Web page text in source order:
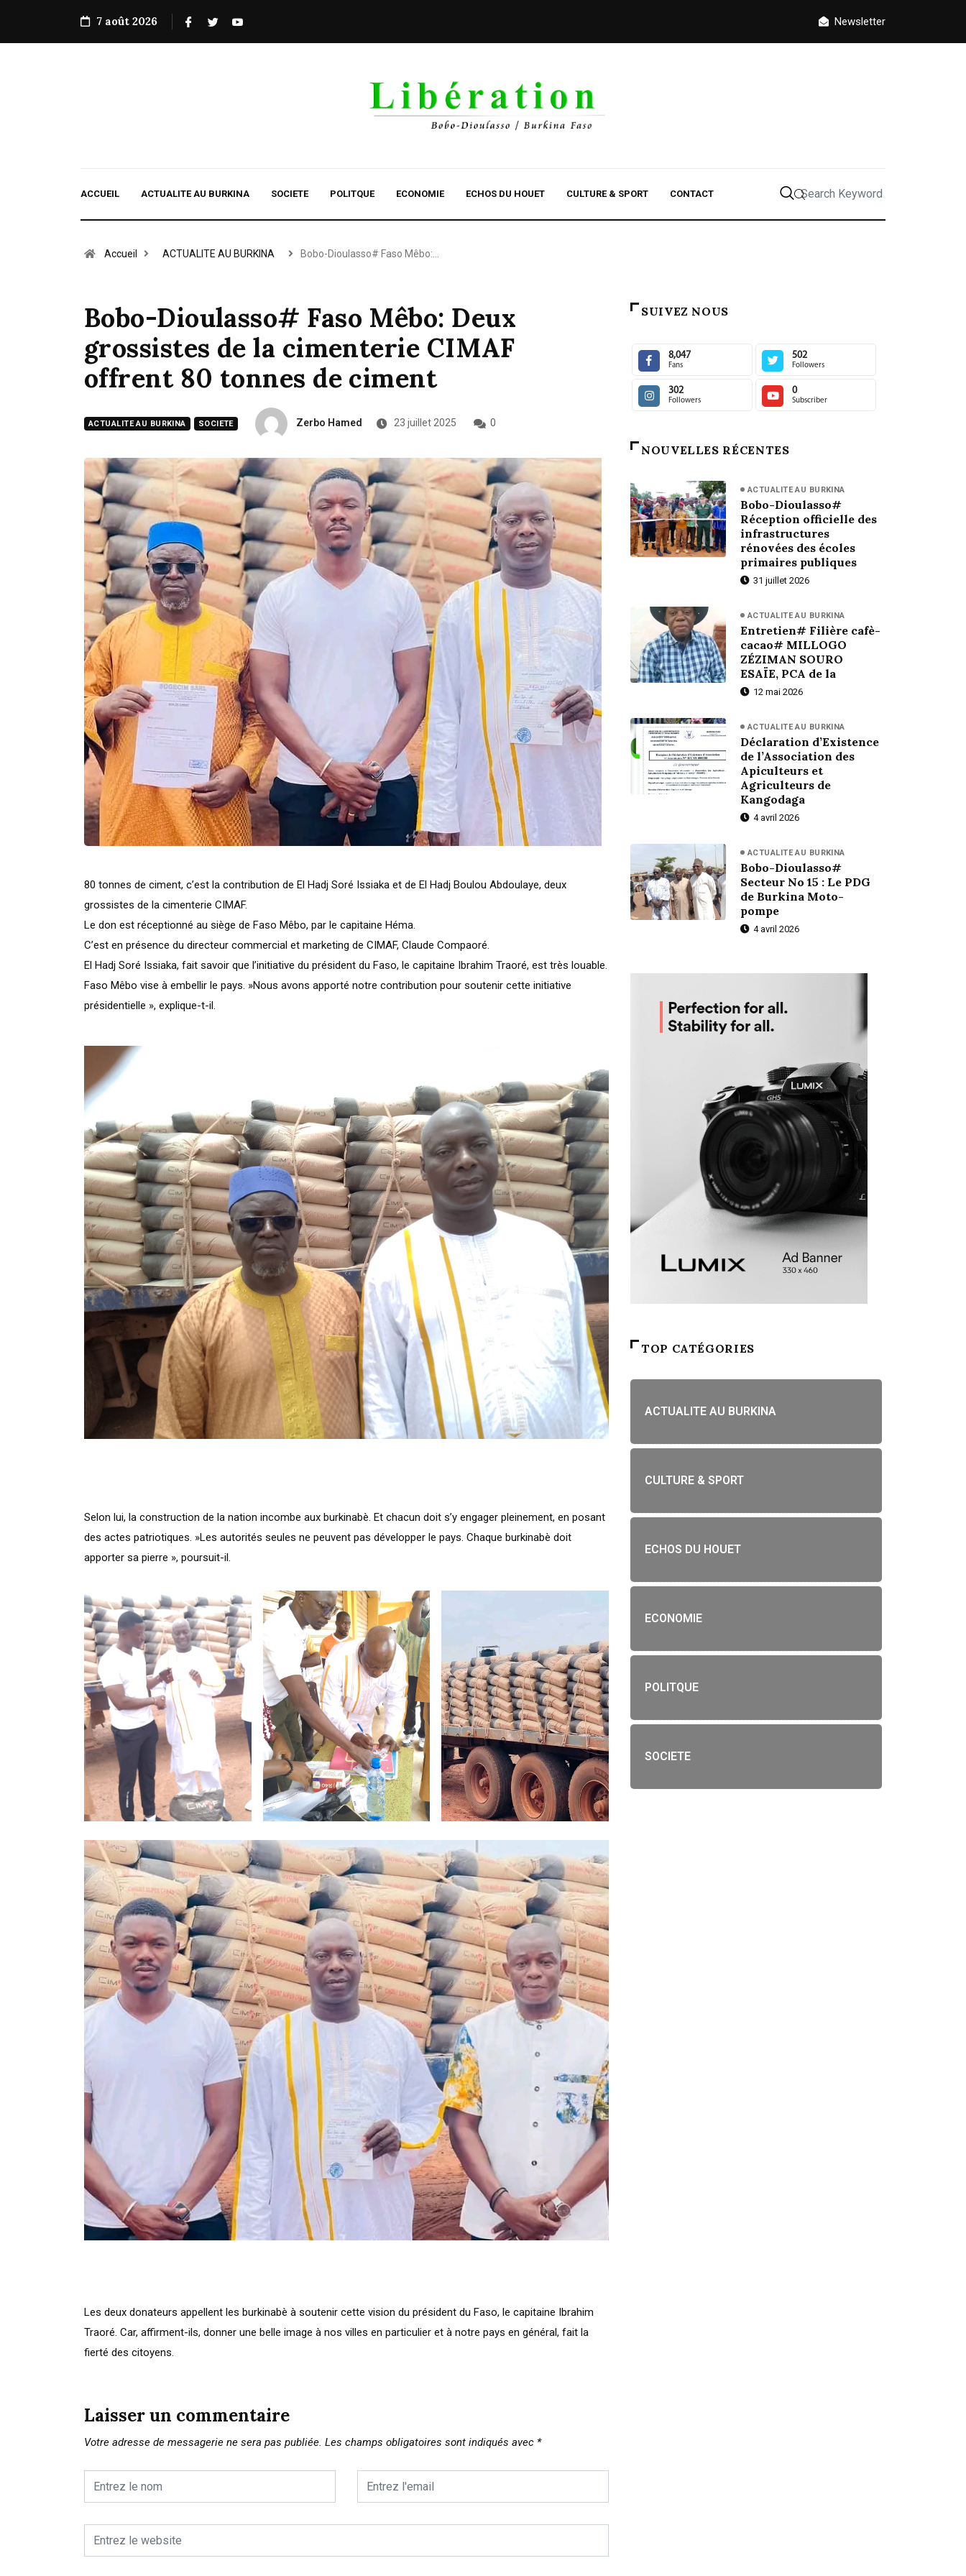
7 août 2026 Newsletter
ACCUEIL ACTUALITE AU BURKINA SOCIETE POLITQUE ECONOMIE ECHOS DU HOUET CULTURE & SPORT CONTACT
Accueil ACTUALITE AU BURKINA Bobo-Dioulasso# Faso Mêbo:…
Bobo-Dioulasso# Faso Mêbo: Deux
grossistes de la cimenterie CIMAF
offrent 80 tonnes de ciment
ACTUALITE AU BURKINA SOCIETE Zerbo Hamed 23 juillet 2025 0
80 tonnes de ciment, c’est la contribution de El Hadj Soré Issiaka et de El Hadj Boulou Abdoulaye, deux
grossistes de la cimenterie CIMAF.
Le don est réceptionné au siège de Faso Mêbo, par le capitaine Héma.
C’est en présence du directeur commercial et marketing de CIMAF, Claude Compaoré.
El Hadj Soré Issiaka, fait savoir que l’initiative du président du Faso, le capitaine Ibrahim Traoré, est très louable.
Faso Mêbo vise à embellir le pays. »Nous avons apporté notre contribution pour soutenir cette initiative
présidentielle », explique-t-il.
Selon lui, la construction de la nation incombe aux burkinabè. Et chacun doit s’y engager pleinement, en posant
des actes patriotiques. »Les autorités seules ne peuvent pas développer le pays. Chaque burkinabè doit
apporter sa pierre », poursuit-il.
Les deux donateurs appellent les burkinabè à soutenir cette vision du président du Faso, le capitaine Ibrahim
Traoré. Car, affirment-ils, donner une belle image à nos villes en particulier et à notre pays en général, fait la
fierté des citoyens.
Laisser un commentaire
Votre adresse de messagerie ne sera pas publiée. Les champs obligatoires sont indiqués avec *
SUIVEZ NOUS
8,047
Fans
502
Followers
302
Followers
0
Subscriber
NOUVELLES RÉCENTES
ACTUALITE AU BURKINA
Bobo-Dioulasso#
Réception officielle des
infrastructures
rénovées des écoles
primaires publiques
31 juillet 2026
ACTUALITE AU BURKINA
Entretien# Filière cafè-
cacao# MILLOGO
ZÉZIMAN SOURO
ESAÏE, PCA de la
12 mai 2026
ACTUALITE AU BURKINA
Déclaration d’Existence
de l’Association des
Apiculteurs et
Agriculteurs de
Kangodaga
4 avril 2026
ACTUALITE AU BURKINA
Bobo-Dioulasso#
Secteur No 15 : Le PDG
de Burkina Moto-
pompe
4 avril 2026
TOP CATÉGORIES
ACTUALITE AU BURKINA
CULTURE & SPORT
ECHOS DU HOUET
ECONOMIE
POLITQUE
SOCIETE